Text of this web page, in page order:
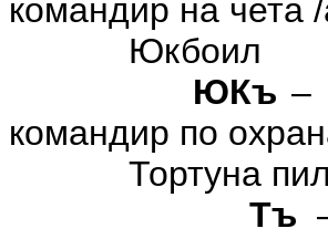
командир на чета
Юкбоил
ЮКъ–
командир по
Тортуна
Тъ